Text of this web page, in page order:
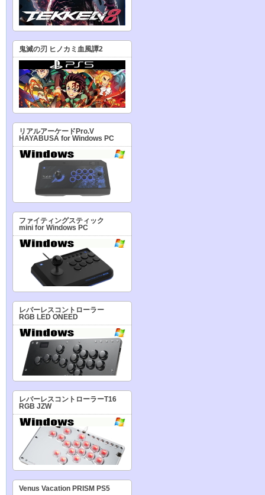
鬼滅の刃 ヒノカミ血風譚2
リアルアーケードPro.V
HAYABUSA for Windows PC
ファイティングスティック
mini for Windows PC
レバーレスコントローラー
RGB LED ONEED
レバーレスコントローラーT16
RGB JZW
Venus Vacation PRISM PS5